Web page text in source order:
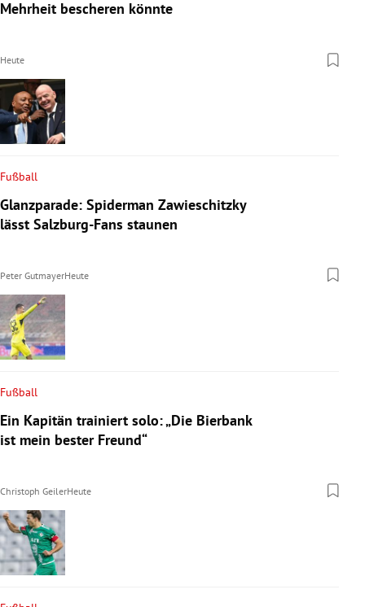
Mehrheit bescheren könnte
Heute
Fußball
Glanzparade: Spiderman Zawieschitzky
lässt Salzburg-Fans staunen
Peter GutmayerHeute
Fußball
Ein Kapitän trainiert solo: „Die Bierbank
ist mein bester Freund“
Christoph GeilerHeute